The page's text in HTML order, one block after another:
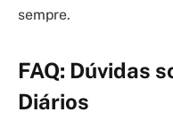
sempre.
FAQ: Dúvidas
Diários